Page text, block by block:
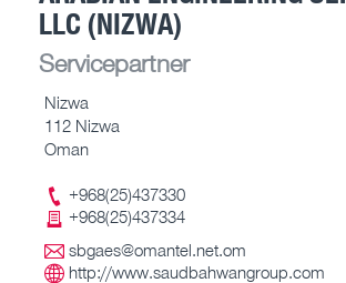
LLC (NIZWA)
Servicepartner
Nizwa
112 Nizwa
Oman
+968(25)437330
+968(25)437334
sbgaes@omantel.net.om
http://www.saudbahwangroup.com